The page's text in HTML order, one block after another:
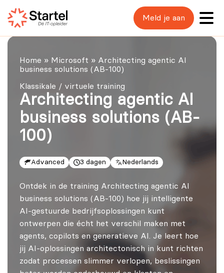
Meld je aan
Home » Microsoft » Architecting agentic AI
business solutions (AB-100)
Klassikale / virtuele training
Architecting agentic AI
business solutions (AB-
100)
Advanced 3 dagen Nederlands
Ontdek in de training Architecting agentic AI
business solutions (AB-100) hoe jij intelligente
AI-gestuurde bedrijfsoplossingen kunt
ontwerpen die écht het verschil maken met
agents, copilots en generatieve AI. Je leert hoe
jij AI-oplossingen architectonisch in kunt richten
zodat processen slimmer verlopen, beslissingen